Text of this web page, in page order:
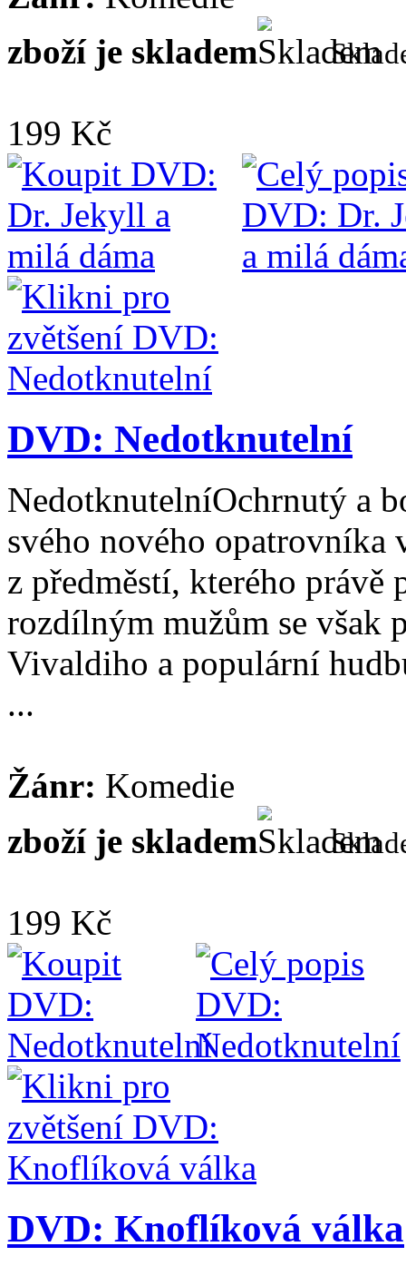
zboží je skladem
199 Kč
DVD: Nedotknutelní
NedotknutelníOchrnutý a
svého nového opatrovníka
z předměstí, kterého právě
rozdílným mužům se však
Vivaldiho a populární
...
Žánr: Komedie
zboží je skladem
199 Kč
DVD: Knoflíková válka